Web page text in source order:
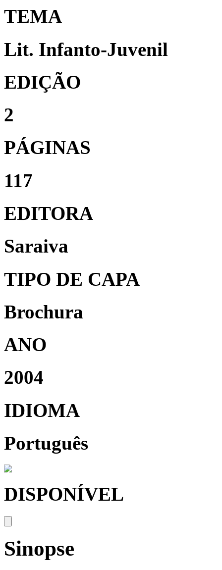
TEMA
Lit. Infanto-Juvenil
EDIÇÃO
2
PÁGINAS
117
EDITORA
Saraiva
TIPO DE CAPA
Brochura
ANO
2004
IDIOMA
Português
DISPONÍVEL
Sinopse